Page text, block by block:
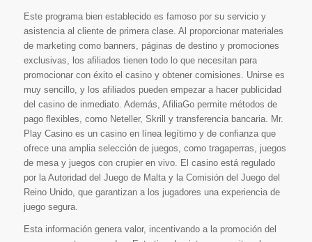
Este programa bien establecido es famoso por su servicio y
asistencia al cliente de primera clase. Al proporcionar materiales
de marketing como banners, páginas de destino y promociones
exclusivas, los afiliados tienen todo lo que necesitan para
promocionar con éxito el casino y obtener comisiones. Unirse es
muy sencillo, y los afiliados pueden empezar a hacer publicidad
del casino de inmediato. Además, AfiliaGo permite métodos de
pago flexibles, como Neteller, Skrill y transferencia bancaria. Mr.
Play Casino es un casino en línea legítimo y de confianza que
ofrece una amplia selección de juegos, como tragaperras, juegos
de mesa y juegos con crupier en vivo. El casino está regulado
por la Autoridad del Juego de Malta y la Comisión del Juego del
Reino Unido, que garantizan a los jugadores una experiencia de
juego segura.
Esta información genera valor, incentivando a la promoción del